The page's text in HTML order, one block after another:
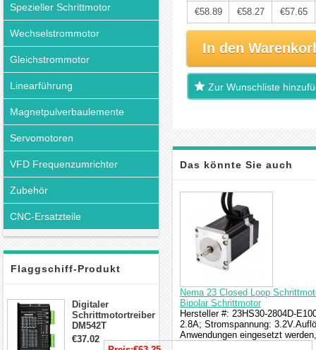
Spezieller Schrittmotor
Wechselstrommotor
Gleichstrommotor
Linearführung
Magnetpulverbaulemente
Servomotoren
VFD Frequenzumrichter
Zubehör
CNC-Ersatzteile
Flaggschiff-Produkt
Digitaler
Schrittmotortreiber
DM542T
Schrittmotor
Treiber 1.0-4.2A 20-
€37.02
€58.89 €58.27 €57.65
In den
Zur Wunschliste
Das könnte Sie auch
interessieren
Nema 23 Closed Loop
Bipolar Schrittmotor
Hersteller #: 23HS30-2804D-
2.8A; Stromspannung:
Anwendungen eingesetzt